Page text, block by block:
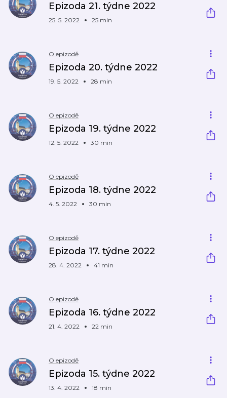
Epizoda 21. týdne 2022
25. 5. 2022 25 min
O epizodě
Epizoda 20. týdne 2022
19. 5. 2022 28 min
O epizodě
Epizoda 19. týdne 2022
12. 5. 2022 30 min
O epizodě
Epizoda 18. týdne 2022
4. 5. 2022 30 min
O epizodě
Epizoda 17. týdne 2022
28. 4. 2022 41 min
O epizodě
Epizoda 16. týdne 2022
21. 4. 2022 22 min
O epizodě
Epizoda 15. týdne 2022
13. 4. 2022 18 min